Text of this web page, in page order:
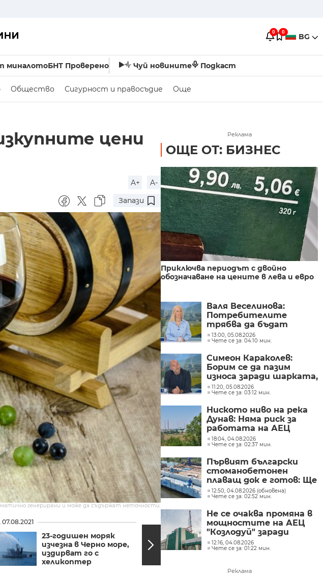
0 0 BG
миналотоБНТ Проверено Чуй новините Подкаст
Общество Сигурност и правосъдие Още
цени
A+
A-
Запази
генерирани и може да съдържат неточности.
07.08.2021
23-годишен моряк
изчезна в Черно море,
издирват го с
хеликоптер
19:04, 07.08.2021
Пети ден бушуват
пожарите в Гърция
и Турция
Реклама
ОЩЕ ОТ: БИЗНЕС
Приключва периодът с двойно
обозначаване на цените в лева и евро
Валя Веселинова:
Потребителите
трябва да бъдат
разумни, да не се
подлъгват по ниската
13:00, 05.08.2026
Чете се за: 04:10 мин.
Симеон Караколев:
Борим се да пазим
износа заради шарката,
а продаваме навън
сиренето по 6 евро,
тук го купуваме по 15-
18 евро
11:20, 05.08.2026
Чете се за: 03:12 мин.
Ниското ниво на река
Дунав: Няма риск за
работата на АЕЦ
"Козлодуй"
18:04, 04.08.2026
Чете се за: 02:37 мин.
Първият български
стоманобетонен
плаващ док е готов: Ще
ремонтира суперяхти
до 2500 тона
12:50, 04.08.2026 (обновена)
Чете се за: 02:52 мин.
Не се очаква промяна в
мощностите на АЕЦ
"Козлодуй" заради
ниското ниво на Дунав
12:16, 04.08.2026
Чете се за: 01:22 мин.
Реклама